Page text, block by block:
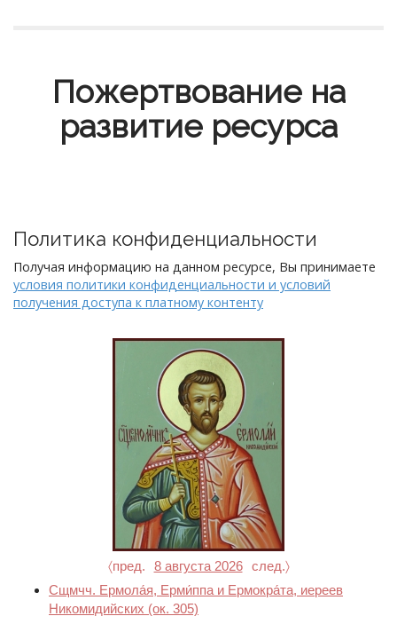
Пожертвование на
развитие ресурса
Политика конфиденциальности
Получая информацию на данном ресурсе, Вы принимаете
условия политики конфиденциальности и условий
получения доступа к платному контенту
〈пред. 8 августа 2026
след.〉
Сщмчч. Ермола́я, Ерми́ппа и Ермокра́та, иереев
Никомидийских (ок. 305)